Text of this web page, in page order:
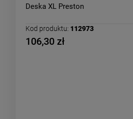
Deska XL Preston
Kod produktu: 112973
106,30 zł